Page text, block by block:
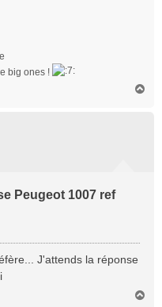
big ones !
Peugeot 1007 ref
J'attends la réponse